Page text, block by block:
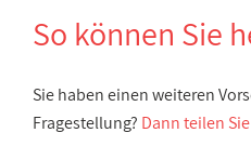
So können Sie
Sie haben einen weiteren
Fragestellung? Dann teilen